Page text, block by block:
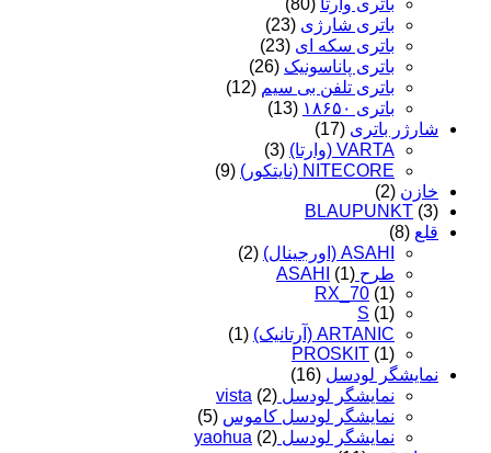
باتری شارژی (23)
باتری سکه ای (23)
باتری پاناسونیک (26)
باتری تلفن بی سیم (12)
باتری ۱۸۶۵۰
(13)
شارژر باتری (17)
VARTA (وارتا)
(3)
NITECORE (نایتکور)
(9)
خازن (2)
BLAUPUNKT (3)
قلع (8)
ASAHI (اورجینال)
(2)
طرح ASAHI (1)
RX_70 (1)
S (1)
ARTANIC (آرتانیک)
(1)
PROSKIT (1)
نمایشگر لودسل (16)
نمایشگر لودسل vista (2)
نمایشگر لودسل کاموس (5)
نمایشگر لودسل yaohua (2)